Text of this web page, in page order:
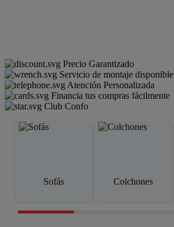
Precio Garantizado
Servicio de montaje disponible
Atención Personalizada
Financia tus compras fácilmente
Club Confo
Sofás Colchones